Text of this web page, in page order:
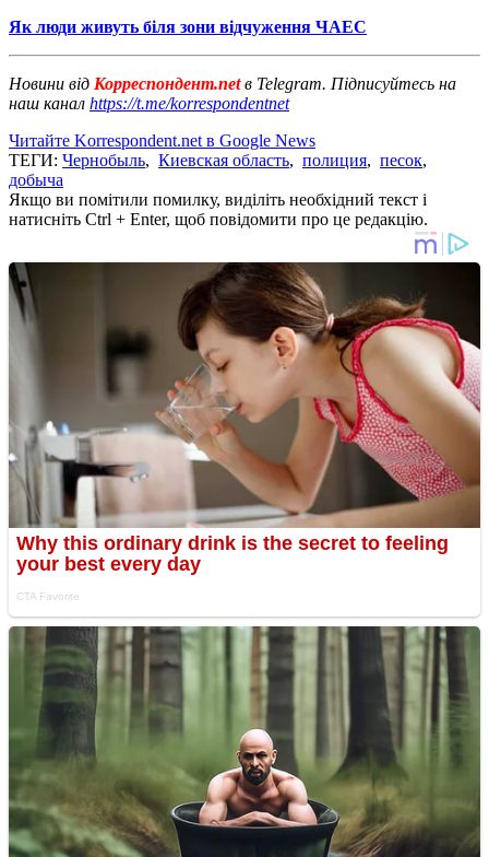
Як люди живуть біля зони відчуження ЧАЕС
Новини від Корреспондент.netв Telegram. Підписуйтесь на
наш канал https://t.me/korrespondentnet
Читайте Korrespondent.net в Google News
ТЕГИ: Чернобыль, Киевская область, полиция, песок,
добыча
Якщо ви помітили помилку, виділіть необхідний текст і
натисніть Ctrl + Enter, щоб повідомити про це редакцію.